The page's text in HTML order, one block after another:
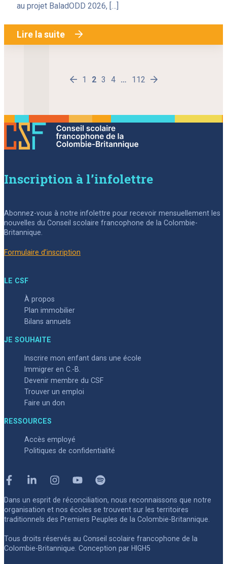
au projet BaladODD 2026, […]
Lire la suite
Page
1 Page
2 Page
3 Page
4 … Page
112
Next
Inscription à l’infolettre
Abonnez-vous à notre infolettre pour recevoir mensuellement les
nouvelles du Conseil scolaire francophone de la Colombie-
Britannique.
Formulaire d’inscription
LE CSF
À propos
Plan immobilier
Bilans annuels
JE SOUHAITE
Inscrire mon enfant dans une école
Immigrer en C.-B.
Devenir membre du CSF
Trouver un emploi
Faire un don
RESSOURCES
Accès employé
Politiques de confidentialité
FacebookLinkedinInstagramYoutubeSpotify
Dans un esprit de réconciliation, nous reconnaissons que notre
organisation et nos écoles se trouvent sur les territoires
traditionnels des Premiers Peuples de la Colombie-Britannique.
Tous droits réservés au Conseil scolaire francophone de la
Colombie-Britannique. Conception par HIGH5